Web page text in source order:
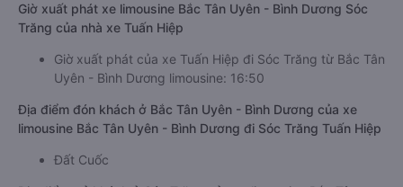
Giờ xuất phát xe limousine Bắc Tân Uyên - Bình Dương Sóc
Trăng của nhà xe Tuấn Hiệp
Giờ xuất phát của xe Tuấn Hiệp đi Sóc Trăng từ Bắc Tân
Uyên - Bình Dương limousine: 16:50
Địa điểm đón khách ở Bắc Tân Uyên - Bình Dương của xe
limousine Bắc Tân Uyên - Bình Dương đi Sóc Trăng Tuấn Hiệp
Đất Cuốc